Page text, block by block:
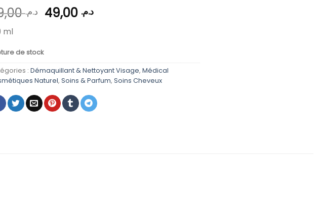
د.م.99,00 Le
prix
د.م. 99,00.
د.م.Le
د.م. 49,00.
ml
de stock
: Démaquillant & Nettoyant Visage, Médical
Naturel, Soins & Parfum, Soins Cheveux